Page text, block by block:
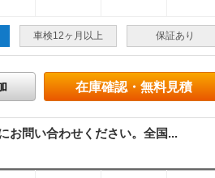
車検12ヶ月以上 保証あり
在庫確認・無料見積
お問い合わせください。全国...